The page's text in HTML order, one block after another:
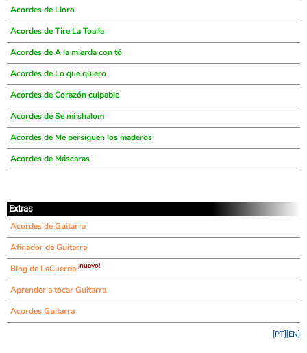
Acordes de Lloro
Acordes de Tire La Toalla
Acordes de A la mierda con tó
Acordes de Lo que quiero
Acordes de Corazón culpable
Acordes de Se mi shalom
Acordes de Me persiguen los maderos
Acordes de Máscaras
Extras
Acordes de Guitarra
Afinador de Guitarra
Blog de LaCuerda ¡nuevo!
Aprender a tocar Guitarra
Acordes Guitarra
[EN]
[PT]